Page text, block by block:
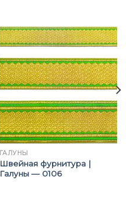
ГАЛУНЫ
Швейная фурнитура |
Галуны — 0106